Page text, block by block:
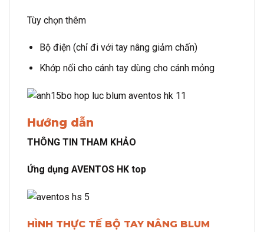
Tùy chọn thêm
Bộ điện (chỉ đi với tay nâng giảm chấn)
Khớp nối cho cánh tay dùng cho cánh mỏng
Hướng dẫn
THÔNG TIN THAM KHẢO
Ứng dụng AVENTOS HK top
HÌNH THỰC TẾ BỘ TAY NÂNG BLUM